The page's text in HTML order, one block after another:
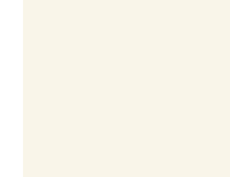
Jaktkläder